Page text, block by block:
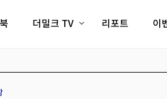
더밀크 TV 리포트 이